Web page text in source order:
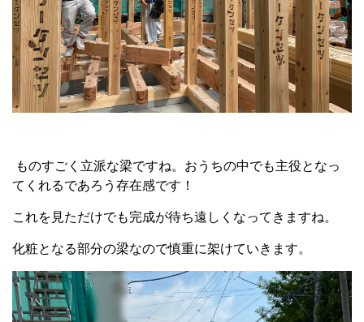
ものすごく立派な梁ですね。おうちの中でも主役となっ
てくれるであろう存在感です！
これを見ただけでも完成が待ち遠しくなってきますね。
化粧となる部分の梁なので慎重に架けていきます。